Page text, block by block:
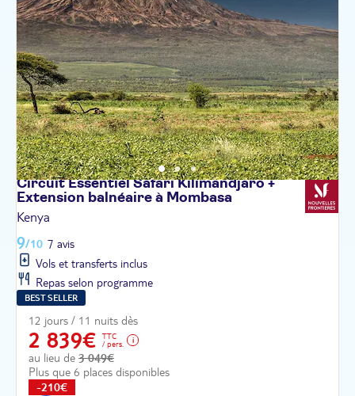
Circuit Essentiel Safari Kilimandjaro +
Extension balnéaire à Mombasa
Kenya
9/10 7 avis
Vols et transferts inclus
Repas selon programme
BEST SELLER
12 jours / 11 nuits dès
2 839€
TTC
/ pers.
au lieu de 3 049€
Plus que 6 places disponibles
-210€